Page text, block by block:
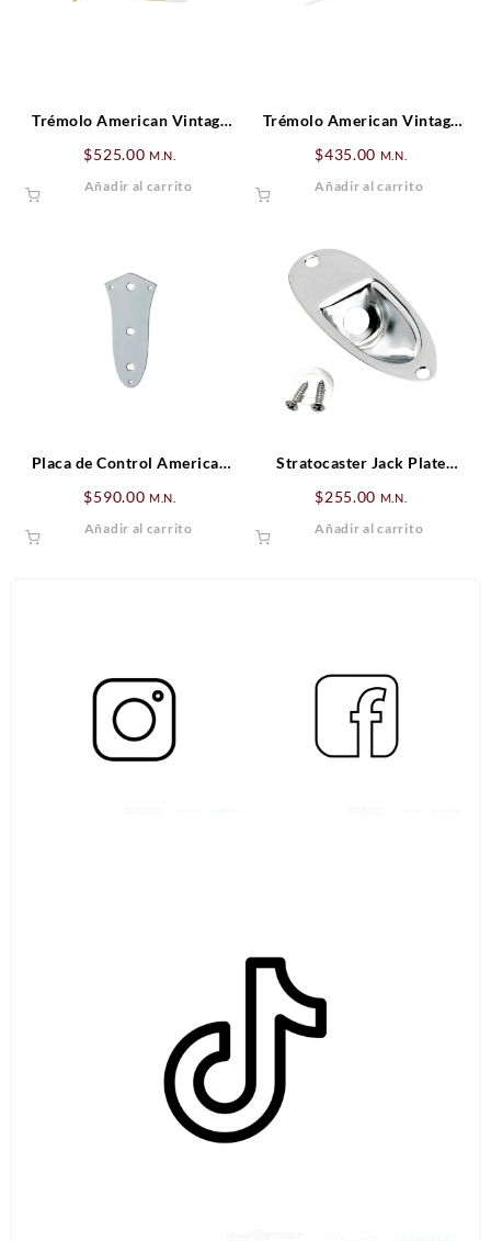
Trémolo American Vintage
$525.00 M.N.
Añadir al carrito
Trémolo American Vintage
Cromado
$435.00 M.N.
Añadir al carrito
Placa de Control American
Cromada (3-Orificios)
$590.00 M.N.
Añadir al carrito
Stratocaster Jack Plate
$255.00 M.N.
Añadir al carrito